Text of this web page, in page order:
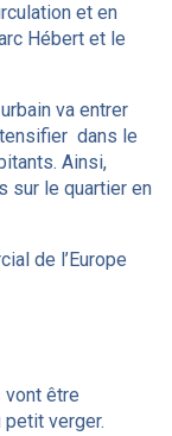
et en
Hébert et le
va entrer
dans le
Ainsi,
sur le quartier en
de l’Europe
vont être
verger.